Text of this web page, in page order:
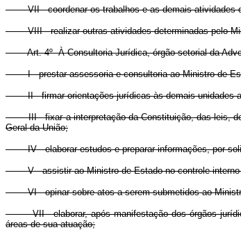
VII - coordenar os trabalhos e as demais atividades
VIII - realizar outras atividades determinadas pelo
Art. 4º À Consultoria Jurídica, órgão setorial da
I - prestar assessoria e consultoria ao Ministro de
II - firmar orientações jurídicas às demais unidades
III - fixar a interpretação da Constituição, das leis, dos
Geral da União;
IV - elaborar estudos e preparar informações, por
V - assistir ao Ministro de Estado no controle interno
VI - opinar sobre atos a serem submetidos ao
VII - elaborar, após manifestação dos órgãos
áreas de sua atuação;